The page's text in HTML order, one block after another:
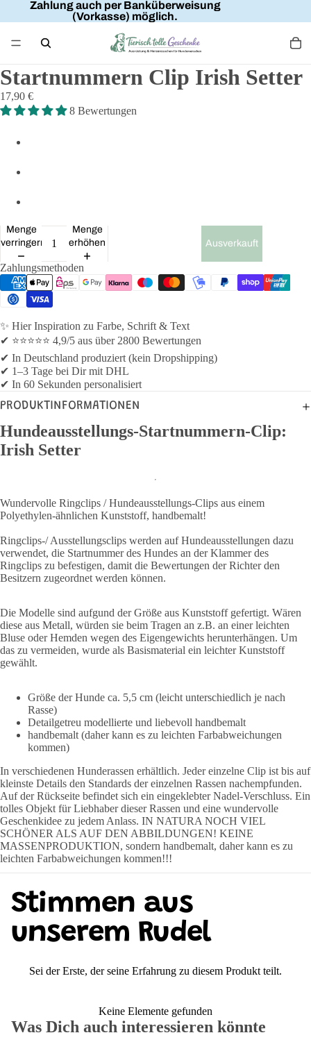
Zahlung auch per Banküberweisung
(Vorkasse) möglich.
Startnummern Clip Irish Setter
17,90 €
8 Bewertungen
Menge
verringern
Menge
erhöhen
Ausverkauft
Zahlungsmethoden
✨ Hier Inspiration zu Farbe, Schrift & Text
✔ ⭐⭐⭐⭐⭐ 4,9/5 aus über 2800 Bewertungen
✔ In Deutschland produziert (kein Dropshipping)
✔ 1–3 Tage bei Dir mit DHL
✔ In 60 Sekunden personalisiert
PRODUKTINFORMATIONEN
Hundeausstellungs-Startnummern-Clip:
Irish Setter
Wundervolle Ringclips / Hundeausstellungs-Clips aus einem
Polyethylen-ähnlichen Kunststoff, handbemalt!
Ringclips-/ Ausstellungsclips werden auf Hundeausstellungen dazu
verwendet, die Startnummer des Hundes an der Klammer des
Ringclips zu befestigen, damit die Bewertungen der Richter den
Besitzern zugeordnet werden können.
Die Modelle sind aufgund der Größe aus Kunststoff gefertigt. Wären
diese aus Metall, würden sie beim Tragen an z.B. an einer leichten
Bluse oder Hemden wegen des Eigengewichts herunterhängen. Um
das zu vermeiden, wurde als Basismaterial ein leichter Kunststoff
gewählt.
Größe der Hunde ca. 5,5 cm (leicht unterschiedlich je nach
Rasse)
Detailgetreu modellierte und liebevoll handbemalt
handbemalt (daher kann es zu leichten Farbabweichungen
kommen)
In verschiedenen Hunderassen erhältlich. Jeder einzelne Clip ist bis auf
kleinste Details den Standards der einzelnen Rassen nachempfunden.
Auf der Rückseite befindet sich ein eingeklebter Nadel-Verschluss. Ein
tolles Objekt für Liebhaber dieser Rassen und eine wundervolle
Geschenkidee zu jedem Anlass. IN NATURA NOCH VIEL
SCHÖNER ALS AUF DEN ABBILDUNGEN! KEINE
MASSENPRODUKTION, sondern handbemalt, daher kann es zu
leichten Farbabweichungen kommen!!!
Stimmen aus
unserem Rudel
Sei der Erste, der seine Erfahrung zu diesem Produkt teilt.
Keine Elemente gefunden
Was Dich auch interessieren könnte